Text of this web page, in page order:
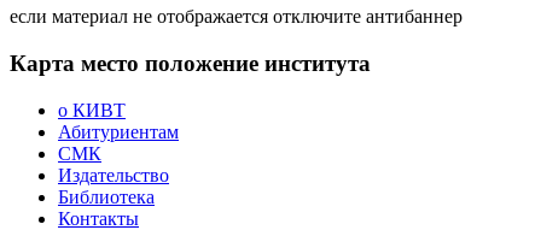
если материал не отображается отключите антибаннер
Карта место положение института
о КИВТ
Абитуриентам
СМК
Издательство
Библиотека
Контакты